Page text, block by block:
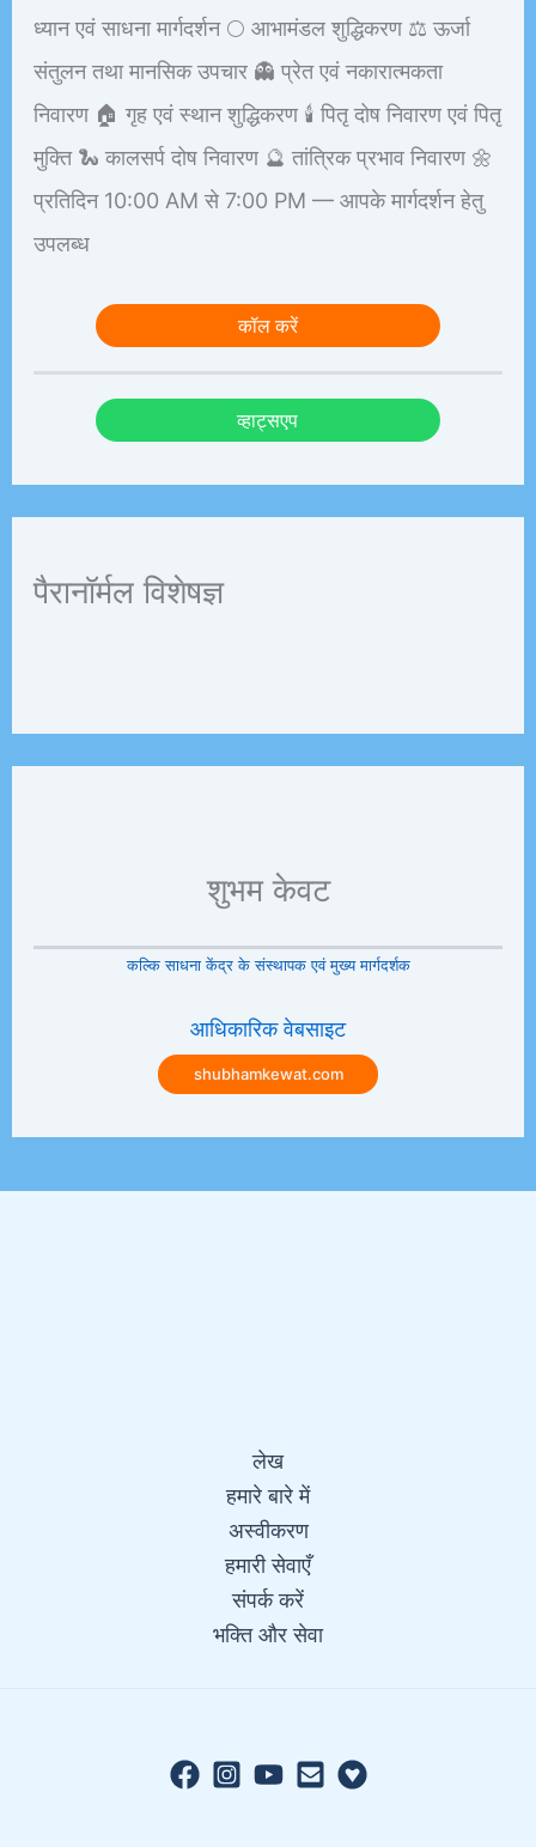
ध्यान एवं साधना मार्गदर्शन 🌕 आभामंडल शुद्धिकरण ⚖️ ऊर्जा
संतुलन तथा मानसिक उपचार 👻 प्रेत एवं नकारात्मकता
निवारण 🏠 गृह एवं स्थान शुद्धिकरण 🕯️ पितृ दोष निवारण एवं पितृ
मुक्ति 🐍 कालसर्प दोष निवारण 🔮 तांत्रिक प्रभाव निवारण 🌼
प्रतिदिन 10:00 AM से 7:00 PM — आपके मार्गदर्शन हेतु
उपलब्ध
कॉल करें
व्हाट्सएप
पैरानॉर्मल विशेषज्ञ
शुभम केवट
कल्कि साधना केंद्र के संस्थापक एवं मुख्य मार्गदर्शक
आधिकारिक वेबसाइट
shubhamkewat.com
लेख
हमारे बारे में
अस्वीकरण
हमारी सेवाएँ
संपर्क करें
भक्ति और सेवा